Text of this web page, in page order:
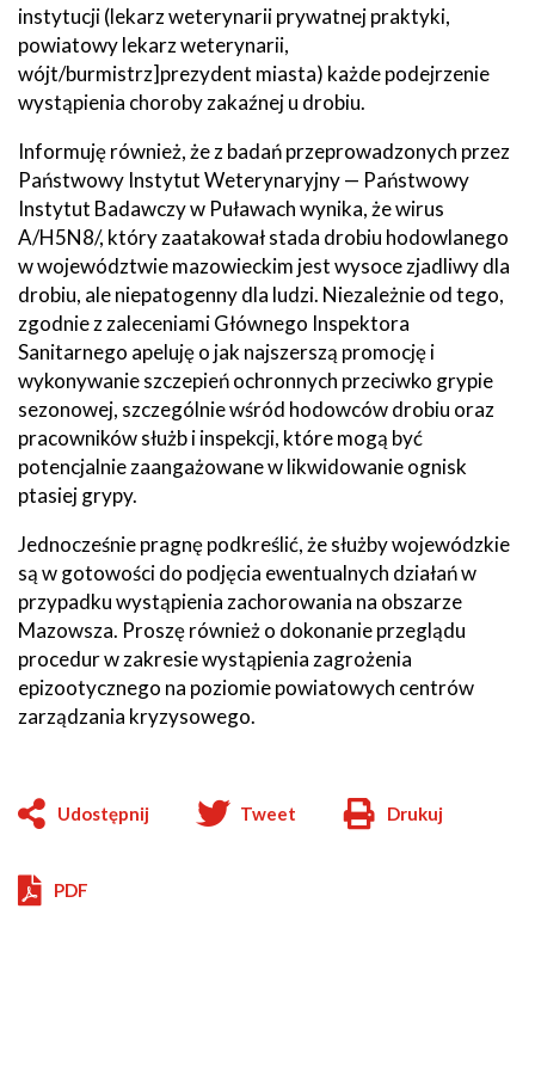
instytucji (lekarz weterynarii prywatnej praktyki,
powiatowy lekarz weterynarii,
wójt/burmistrz]prezydent miasta) każde podejrzenie
wystąpienia choroby zakaźnej u drobiu.
Informuję również, że z badań przeprowadzonych przez
Państwowy Instytut Weterynaryjny — Państwowy
Instytut Badawczy w Puławach wynika, że wirus
A/H5N8/, który zaatakował stada drobiu hodowlanego
w województwie mazowieckim jest wysoce zjadliwy dla
drobiu, ale niepatogenny dla ludzi. Niezależnie od tego,
zgodnie z zaleceniami Głównego Inspektora
Sanitarnego apeluję o jak najszerszą promocję i
wykonywanie szczepień ochronnych przeciwko grypie
sezonowej, szczególnie wśród hodowców drobiu oraz
pracowników służb i inspekcji, które mogą być
potencjalnie zaangażowane w likwidowanie ognisk
ptasiej grypy.
Jednocześnie pragnę podkreślić, że służby wojewódzkie
są w gotowości do podjęcia ewentualnych działań w
przypadku wystąpienia zachorowania na obszarze
Mazowsza. Proszę również o dokonanie przeglądu
procedur w zakresie wystąpienia zagrożenia
epizootycznego na poziomie powiatowych centrów
zarządzania kryzysowego.
Udostępnij Tweet
Will
Drukuj
PDF